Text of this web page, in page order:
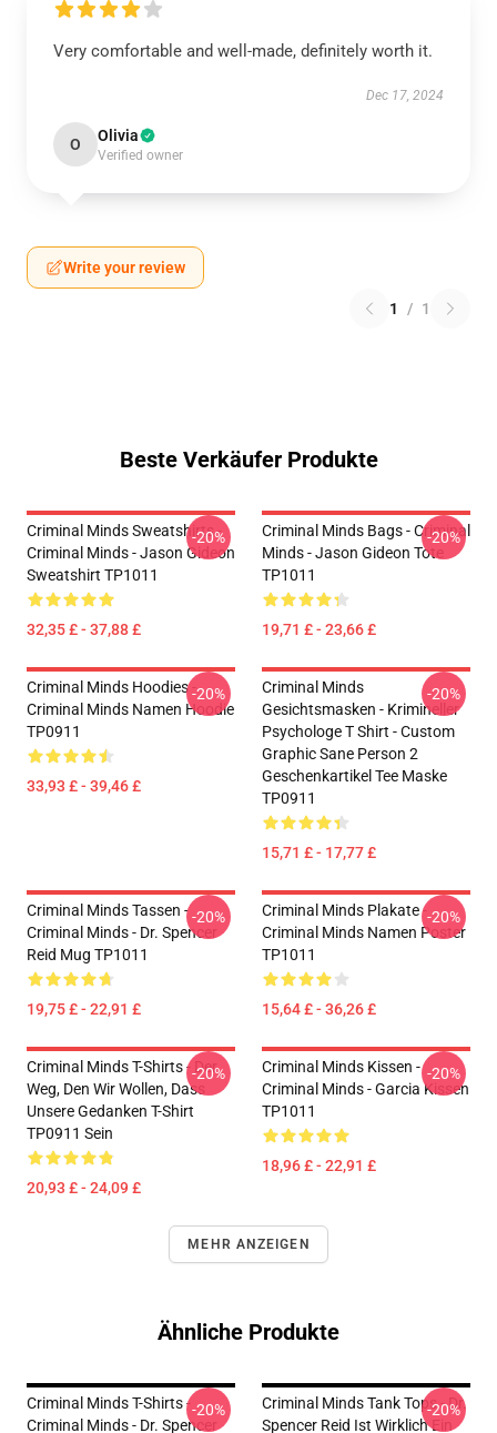
Very comfortable and well-made, definitely worth it.
Dec 17, 2024
O Olivia
Verified owner
Write your review
1 / 1
Beste Verkäufer Produkte
Criminal Minds Sweatshirts -
Criminal Minds - Jason Gideon
Sweatshirt TP1011
32,35 £ - 37,88 £
-20%
Criminal Minds Bags - Criminal
Minds - Jason Gideon Tote
TP1011
19,71 £ - 23,66 £
-20%
Criminal Minds Hoodies -
Criminal Minds Namen Hoodie
TP0911
33,93 £ - 39,46 £
-20%
Criminal Minds
Gesichtsmasken - Krimineller
Psychologe T Shirt - Custom
Graphic Sane Person 2
Geschenkartikel Tee Maske
TP0911
15,71 £ - 17,77 £
-20%
Criminal Minds Tassen -
Criminal Minds - Dr. Spencer
Reid Mug TP1011
19,75 £ - 22,91 £
-20%
Criminal Minds Plakate -
Criminal Minds Namen Poster
TP1011
15,64 £ - 36,26 £
-20%
Criminal Minds T-Shirts - Der
Weg, Den Wir Wollen, Dass
Unsere Gedanken T-Shirt
TP0911 Sein
20,93 £ - 24,09 £
-20%
Criminal Minds Kissen -
Criminal Minds - Garcia Kissen
TP1011
18,96 £ - 22,91 £
-20%
MEHR ANZEIGEN
Ähnliche Produkte
Criminal Minds T-Shirts -
Criminal Minds - Dr. Spencer
-20%
Criminal Minds Tank Tops - Dr.
Spencer Reid Ist Wirklich Ein
-20%